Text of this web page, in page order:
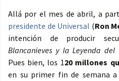
Allá por el mes de abril, a
presidente de Universal (Ron
intención de producir
Blancanieves y la Leyenda del
Pues bien, los 120 millones
en su primer fin de semana